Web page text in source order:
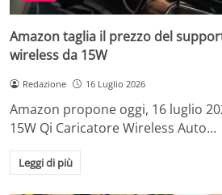
Amazon taglia il prezzo del
wireless da 15W
Redazione 16 Luglio 2026
Amazon propone oggi, 16 luglio
15W Qi Caricatore Wireless Auto…
Leggi di più